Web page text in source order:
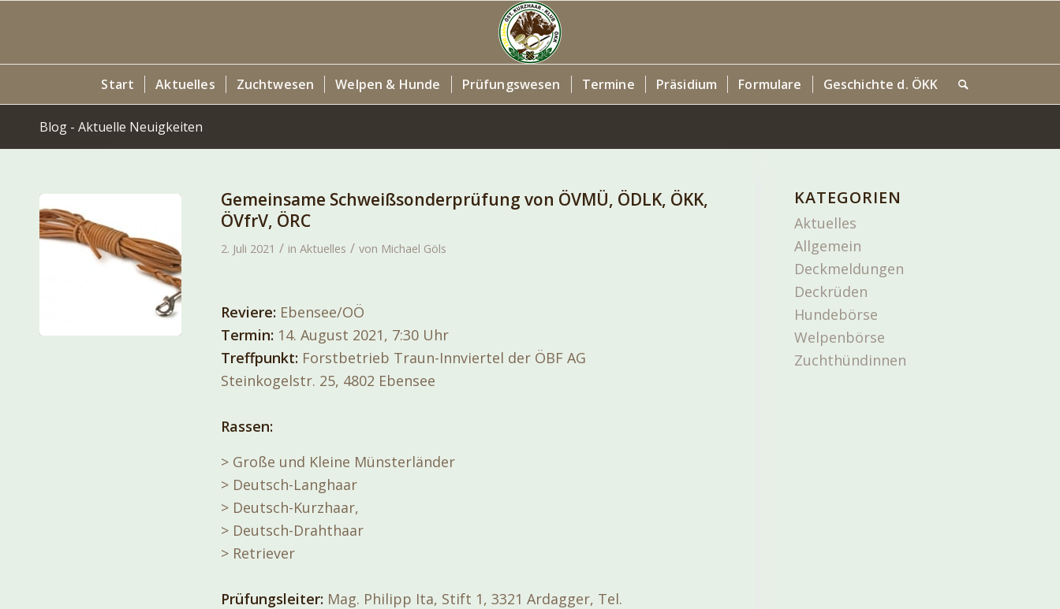
Start Aktuelles Zuchtwesen Welpen & Hunde Prüfungswesen Termine Präsidium Formulare Geschichte d. ÖKK
Blog - Aktuelle Neuigkeiten
Gemeinsame Schweißsonderprüfung von ÖVMÜ, ÖDLK, ÖKK,
ÖVfrV, ÖRC
2. Juli 2021 / in Aktuelles / von Michael Göls
Reviere: Ebensee/OÖ
Termin: 14. August 2021, 7:30 Uhr
Treffpunkt: Forstbetrieb Traun-Innviertel der ÖBF AG
Steinkogelstr. 25, 4802 Ebensee
Rassen:
> Große und Kleine Münsterländer
> Deutsch-Langhaar
> Deutsch-Kurzhaar,
> Deutsch-Drahthaar
> Retriever
Prüfungsleiter: Mag. Philipp Ita, Stift 1, 3321 Ardagger, Tel.
KATEGORIEN
Aktuelles
Allgemein
Deckmeldungen
Deckrüden
Hundebörse
Welpenbörse
Zuchthündinnen